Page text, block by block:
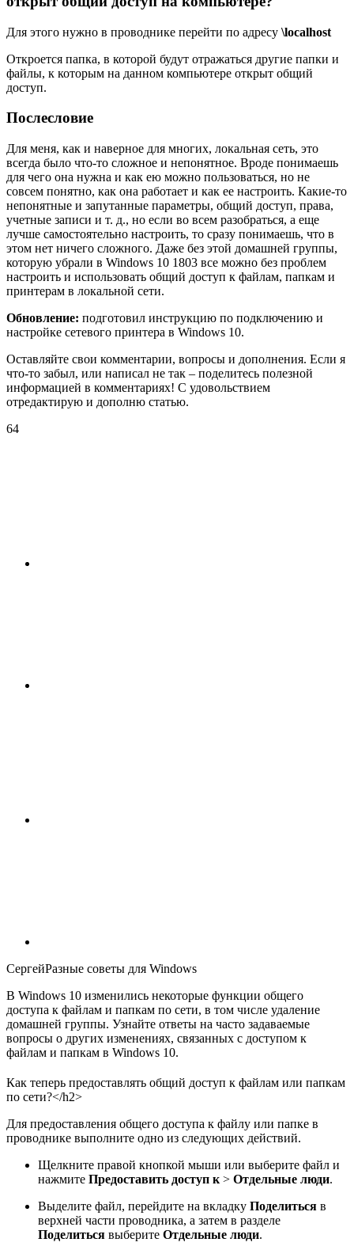
Для этого нужно в проводнике перейти по адресу \localhost
Откроется папка, в которой будут отражаться другие папки и
файлы, к которым на данном компьютере открыт общий
доступ.
Послесловие
Для меня, как и наверное для многих, локальная сеть, это
всегда было что-то сложное и непонятное. Вроде понимаешь
для чего она нужна и как ею можно пользоваться, но не
совсем понятно, как она работает и как ее настроить. Какие-то
непонятные и запутанные параметры, общий доступ, права,
учетные записи и т. д., но если во всем разобраться, а еще
лучше самостоятельно настроить, то сразу понимаешь, что в
этом нет ничего сложного. Даже без этой домашней группы,
которую убрали в Windows 10 1803 все можно без проблем
настроить и использовать общий доступ к файлам, папкам и
принтерам в локальной сети.
Обновление: подготовил инструкцию по подключению и
настройке сетевого принтера в Windows 10.
Оставляйте свои комментарии, вопросы и дополнения. Если я
что-то забыл, или написал не так – поделитесь полезной
информацией в комментариях! С удовольствием
отредактирую и дополню статью.
64
СергейРазные советы для Windows
В Windows 10 изменились некоторые функции общего
доступа к файлам и папкам по сети, в том числе удаление
домашней группы. Узнайте ответы на часто задаваемые
вопросы о других изменениях, связанных с доступом к
файлам и папкам в Windows 10.
Как теперь предоставлять общий доступ к файлам или папкам
по сети?</h2>
Для предоставления общего доступа к файлу или папке в
проводнике выполните одно из следующих действий.
Щелкните правой кнопкой мыши или выберите файл и
нажмите Предоставить доступ к > Отдельные люди.
Выделите файл, перейдите на вкладку Поделиться в
верхней части проводника, а затем в разделе
Поделиться выберите Отдельные люди.